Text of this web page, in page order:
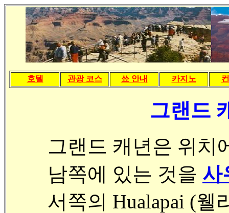
호텔 관광 코스 쑈 안내 카지노
그랜드
그랜드 캐년은 위치
남쪽에 있는 것을 사
서쪽의 Hualapai (웰